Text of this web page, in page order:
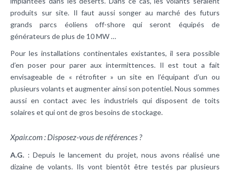
produits sur site. Il faut aussi songer au marché des futurs
grands parcs éoliens off-shore qui seront équipés de
générateurs de plus de 10 MW …
Pour les installations continentales existantes, il sera possible
d’en poser pour parer aux intermittences. Il est tout a fait
envisageable de « rétrofiter » un site en l’équipant d’un ou
plusieurs volants et augmenter ainsi son potentiel. Nous sommes
aussi en contact avec les industriels qui disposent de toits
solaires et qui ont de gros besoins de stockage.
Xpair.com : Disposez-vous de références ?
A.G. : Depuis le lancement du projet, nous avons réalisé une
dizaine de volants. Ils vont bientôt être testés par plusieurs